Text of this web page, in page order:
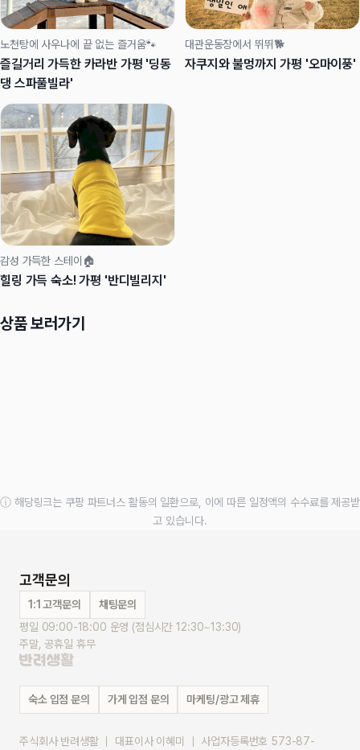
노천탕에 사우나에 끝 없는 즐거움🐾
즐길거리 가득한 카라반 가평 '딩동
댕 스파풀빌라'
대관운동장에서 뛰뛰🐕
자쿠지와 불멍까지 가평 '오마이풍'
감성 가득한 스테이🏠
힐링 가득 숙소! 가평 '반디빌리지'
상품 보러가기
ⓘ 해당링크는 쿠팡 파트너스 활동의 일환으로, 이에 따른 일정액의 수수료를 제공받
고 있습니다.
고객문의
1:1 고객문의
채팅문의
평일 09:00-18:00 운영 (점심시간 12:30~13:30)
주말, 공휴일 휴무
숙소 입점 문의 가게 입점 문의 마케팅/광고 제휴
주식회사 반려생활 ｜ 대표이사 이혜미 ｜ 사업자등록번호 573-87-